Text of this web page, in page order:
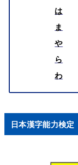
は
ま
や
ら
わ
日本漢字能力検定